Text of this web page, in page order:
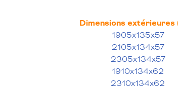
Dimensions extérieures
1905x135x57
2105x134x57
2305x134x57
1910x134x62
2310x134x62